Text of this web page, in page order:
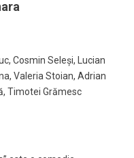
Cosmin Seleși, Lucian
Valeria Stoian, Adrian
Timotei Grămesc